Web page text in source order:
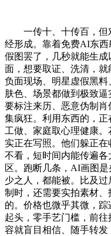
一传十、十传百，但
经形成。靠着免费AI东
假图罢了，几秒就能生
面，想要取证、洗清，
负面现场、明星虚假黑料
肤色、场景都做到极致
要标注来历、恶意伪制
集疯狂。利用东西的，
工做、家庭取心理健康
实正在写照。他们躲正
不看，短时间内能传遍
区。跑断几条，AI画图
少之人，都能被。比及
制时，还需要实拍素材
的。价格也微乎其微，
起头，零手艺门槛，前
容就盲目相信、随手转